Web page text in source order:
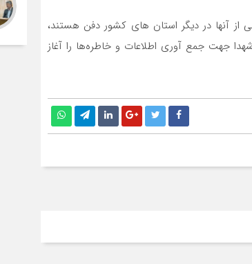
مطهر ۴۴۰ شهید کنگاوری که برخی از آنها در دیگر استان های کشور دفن هستند،
شهدا جهت جمع آوری اطلاعات و خاطره‌ها را آغاز